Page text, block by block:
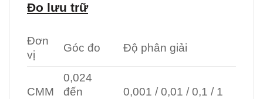
Đo lưu trữ
Đơn
vị
Góc đo Độ phân giải
CMM
0,024
đến
0,001 / 0,01 / 0,1 / 1